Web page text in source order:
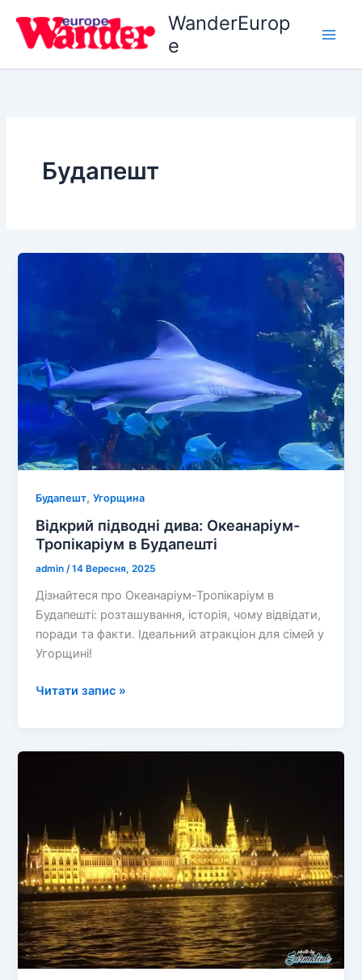
вмісту
WanderEurop
e
Будапешт
Будапешт,Угорщина
Відкрий підводні дива: Океанаріум-
Тропікаріум в Будапешті
admin/14 Вересня, 2025
Дізнайтеся про Океанаріум-Тропікаріум в
Будапешті: розташування, історія, чому відвідати,
поради та факти. Ідеальний атракціон для сімей у
Угорщині!
Відкрий
Океанаріум-
Читати запис »